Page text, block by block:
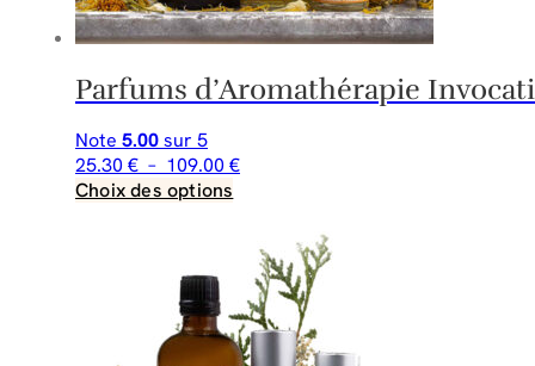
Parfums d’Aromathérapie
Note 5.00sur 5
25.30€ – 109.00€Plage
25.30 €
109.00 €
Choix des options
plusieurs
variations.
Les
options